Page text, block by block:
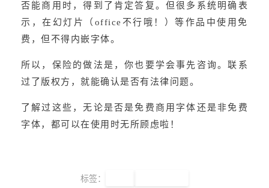
否能商用时，得到了肯定答复。但很多系统明确表
示，在幻灯片（office不行哦！）等作品中使用免
费，但不得内嵌字体。
所以，保险的做法是，你也要学会事先咨询。联系
过了版权方，就能确认是否有法律问题。
了解过这些，无论是否是免费商用字体还是非免费
字体，都可以在使用时无所顾虑啦！
标签：